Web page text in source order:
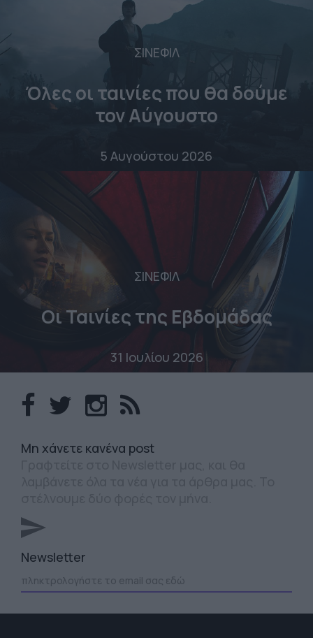
ΣΙΝΕΦΙΛ
Όλες οι ταινίες που θα δούμε
τον Αύγουστο
5 Αυγούστου 2026
ΣΙΝΕΦΙΛ
Οι Ταινίες της Εβδομάδας
31 Ιουλίου 2026
Mη χάνετε κανένα post
Newsletter